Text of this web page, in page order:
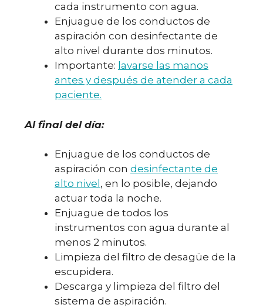
cada instrumento con agua.
Enjuague de los conductos de
aspiración con desinfectante de
alto nivel durante dos minutos.
Importante: lavarse las manos
antes y después de atender a cada
paciente.
Al final del día:
Enjuague de los conductos de
aspiración con desinfectante de
alto nivel , en lo posible, dejando
actuar toda la noche.
Enjuague de todos los
instrumentos con agua durante al
menos 2 minutos.
Limpieza del filtro de desagüe de la
escupidera.
Descarga y limpieza del filtro del
sistema de aspiración.